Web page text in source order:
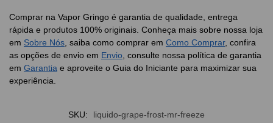
Comprar na Vapor Gringo é garantia de qualidade, entrega
rápida e produtos 100% originais. Conheça mais sobre nossa loja
em Sobre Nós , saiba como comprar em Como Comprar, confira
as opções de envio em Envio , consulte nossa política de garantia
em Garantia e aproveite o Guia do Iniciante para maximizar sua
experiência.
SKU:
liquido-grape-frost-mr-freeze